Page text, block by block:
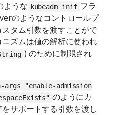
ような kubeadm init フラ
のようなコントロールプ
タム引数を渡すことがで
ズムは値の解析に使われ
) のために制限され
"enable-admission
のようにカ
サポートする引数を渡し